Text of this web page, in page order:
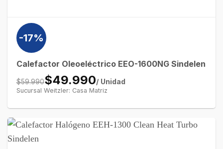
-17%
Calefactor Oleoeléctrico EEO-1600NG Sindelen
$59.990$49.990/ Unidad
Sucursal Weitzler: Casa Matriz